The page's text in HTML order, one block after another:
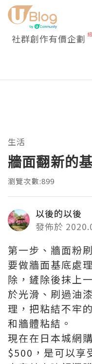
社群創作有價企劃
生活
牆面翻新的
瀏覽次數:899
以後的以後
發佈於
第一步、牆面粉
要做牆面基底處
除，鏟除後抹上
於光滑、刷過油
理，把粘結不牢
和牆體粘結。
現在在日本城網
$500，是可以享